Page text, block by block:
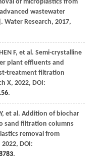
of microplastics from
wastewater
Water Research, 2017,
F, et al. Semi-crystalline
plant effluents and
treatment filtration
X, 2022, DOI:
.
, et al. Addition of biochar
sand filtration columns
removal from
2022, DOI:
.